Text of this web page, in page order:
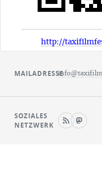
http://
MAILADRESSE
SOZIALES
NETZWERK